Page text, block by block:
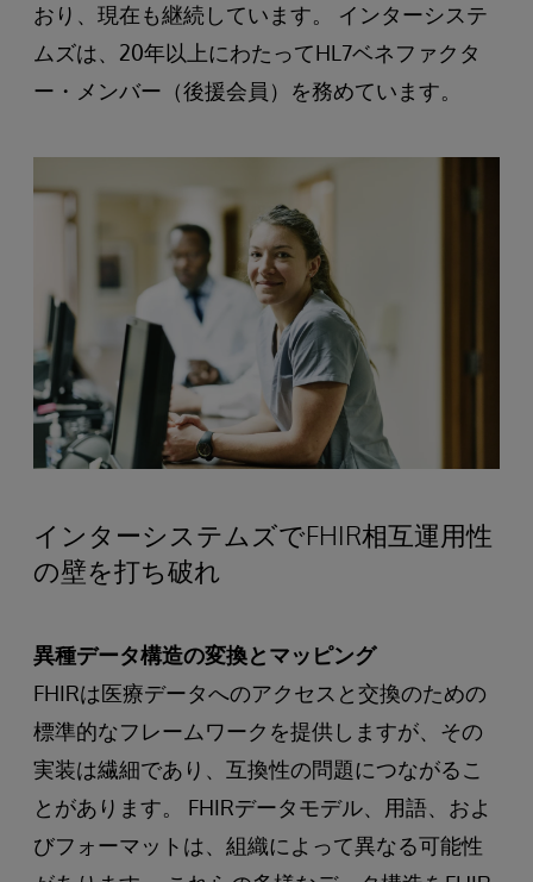
おり、現在も継続しています。 インターシステ
ムズは、20年以上にわたってHL7ベネファクタ
ー・メンバー（後援会員）を務めています。
インターシステムズでFHIR相互運用性
の壁を打ち破れ
異種データ構造の変換とマッピング
FHIRは医療データへのアクセスと交換のための
標準的なフレームワークを提供しますが、その
実装は繊細であり、互換性の問題につながるこ
とがあります。 FHIRデータモデル、用語、およ
びフォーマットは、組織によって異なる可能性